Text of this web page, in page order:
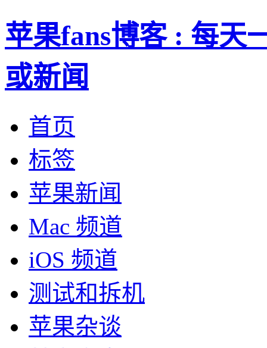
苹果fans博客 : 每天
或新闻
首页
标签
苹果新闻
Mac 频道
iOS 频道
测试和拆机
苹果杂谈